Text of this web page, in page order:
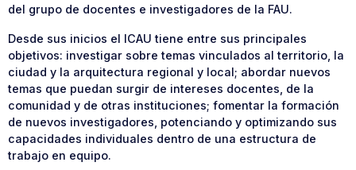
del grupo de docentes e investigadores de la FAU.
Desde sus inicios el ICAU tiene entre sus principales
objetivos: investigar sobre temas vinculados al territorio, la
ciudad y la arquitectura regional y local; abordar nuevos
temas que puedan surgir de intereses docentes, de la
comunidad y de otras instituciones; fomentar la formación
de nuevos investigadores, potenciando y optimizando sus
capacidades individuales dentro de una estructura de
trabajo en equipo.